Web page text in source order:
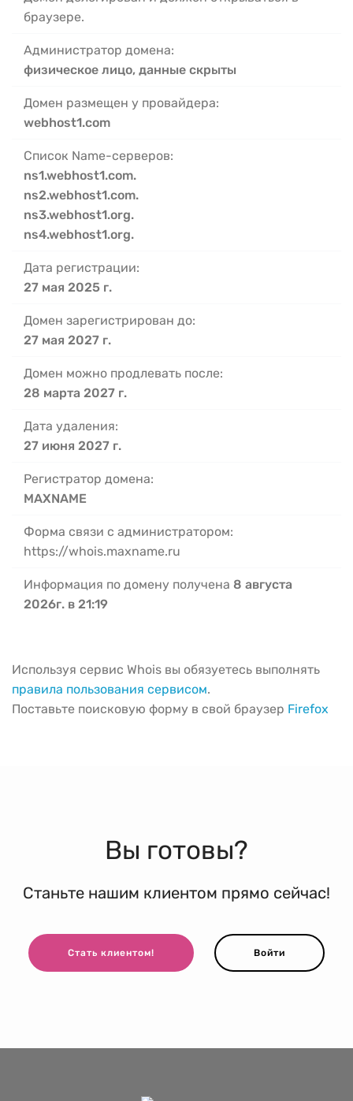
браузере.
Администратор домена:
физическое лицо, данные скрыты
Домен размещен у провайдера:
webhost1.com
Список Name-серверов:
ns1.webhost1.com.
ns2.webhost1.com.
ns3.webhost1.org.
ns4.webhost1.org.
Дата регистрации:
27 мая 2025 г.
Домен зарегистрирован до:
27 мая 2027 г.
Домен можно продлевать после:
28 марта 2027 г.
Дата удаления:
27 июня 2027 г.
Регистратор домена:
MAXNAME
Форма связи с администратором:
https://whois.maxname.ru
Информация по домену получена 8 августа
2026г. в 21:19
Используя сервис Whois вы обязуетесь выполнять
правила пользования сервисом.
Поставьте поисковую форму в свой браузер Firefox
Вы готовы?
Станьте нашим клиентом прямо сейчас!
Стать клиентом! Войти